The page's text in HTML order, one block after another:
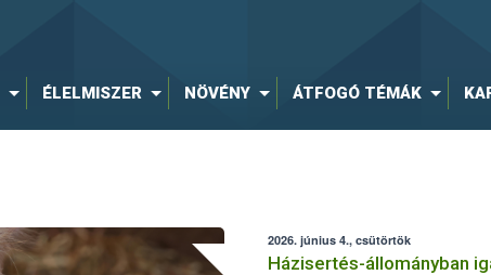
ÉLELMISZER NÖVÉNY ÁTFOGÓ TÉMÁK
2026. június 4., csütörtök
Házisertés-állományban